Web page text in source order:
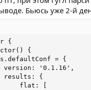
Бьюсь уже 2-й
{
{
= {
version: '0.1.16',
results: {
flat: [